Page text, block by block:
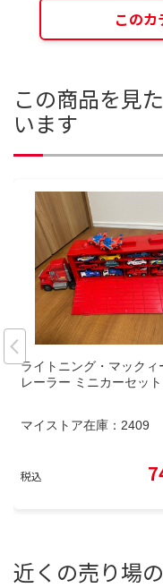
このカ
この商品を見
います
ライトニング・マックィ
レーラー ミニカーセット
マイストア在庫： 2409
税込
近くの売り場